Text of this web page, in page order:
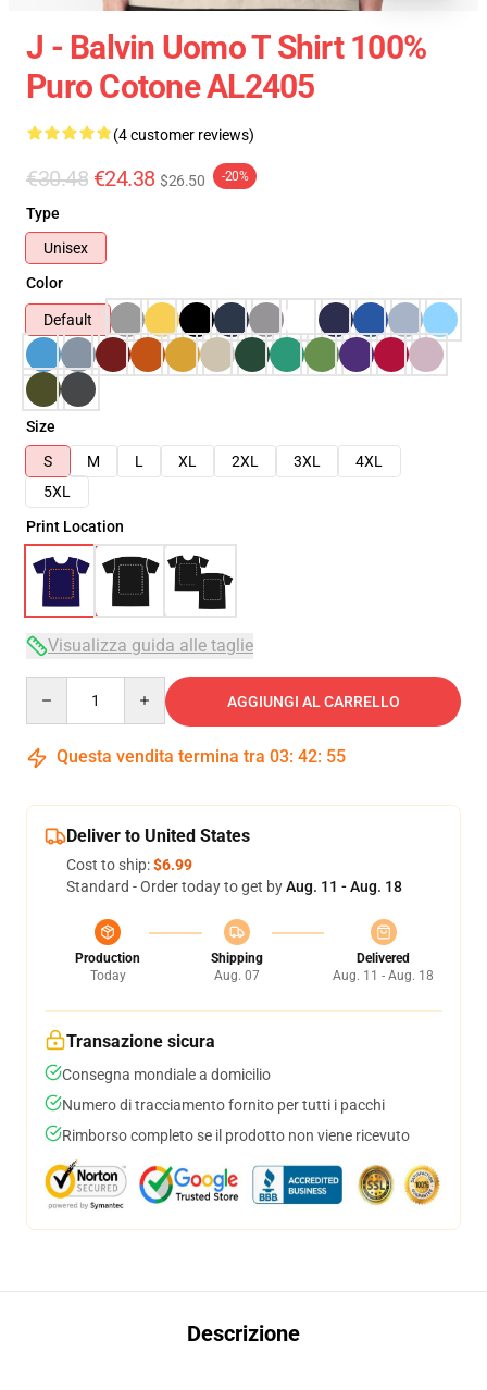
J - Balvin Uomo T Shirt 100%
Puro Cotone AL2405
(4 customer reviews)
€30.48 €24.38 $26.50 -20%
Type
Unisex
Color
Default
Size
S
M L XL 2XL 3XL
4XL
5XL
Print Location
Visualizza guida alle taglie
AGGIUNGI AL CARRELLO
Questa vendita termina tra 03: 42: 54
Deliver to United States
Cost to ship:$6.99
Standard - Order today to get byAug. 11 - Aug. 18
Production
Today
Shipping
Aug. 07
Delivered
Aug. 11 - Aug. 18
Transazione sicura
Consegna mondiale a domicilio
Numero di tracciamento fornito per tutti i pacchi
Rimborso completo se il prodotto non viene ricevuto
Descrizione